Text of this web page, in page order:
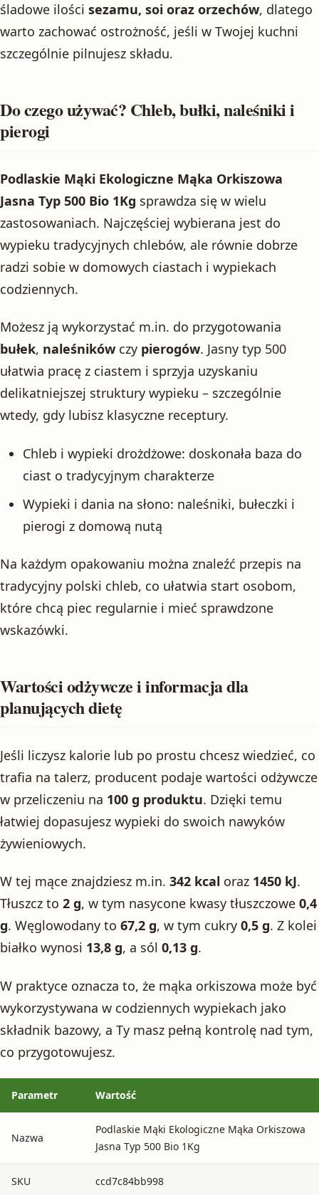
śladowe ilości sezamu, soi oraz orzechów, dlatego
warto zachować ostrożność, jeśli w Twojej kuchni
szczególnie pilnujesz składu.
Do czego używać? Chleb, bułki, naleśniki i
pierogi
Podlaskie Mąki Ekologiczne Mąka Orkiszowa
Jasna Typ 500 Bio 1Kg sprawdza się w wielu
zastosowaniach. Najczęściej wybierana jest do
wypieku tradycyjnych chlebów, ale równie dobrze
radzi sobie w domowych ciastach i wypiekach
codziennych.
Możesz ją wykorzystać m.in. do przygotowania
bułek, naleśników czy pierogów. Jasny typ 500
ułatwia pracę z ciastem i sprzyja uzyskaniu
delikatniejszej struktury wypieku – szczególnie
wtedy, gdy lubisz klasyczne receptury.
Chleb i wypieki drożdżowe: doskonała baza do
ciast o tradycyjnym charakterze
Wypieki i dania na słono: naleśniki, bułeczki i
pierogi z domową nutą
Na każdym opakowaniu można znaleźć przepis na
tradycyjny polski chleb, co ułatwia start osobom,
które chcą piec regularnie i mieć sprawdzone
wskazówki.
Wartości odżywcze i informacja dla
planujących dietę
Jeśli liczysz kalorie lub po prostu chcesz wiedzieć, co
trafia na talerz, producent podaje wartości odżywcze
w przeliczeniu na 100 g produktu. Dzięki temu
łatwiej dopasujesz wypieki do swoich nawyków
żywieniowych.
W tej mące znajdziesz m.in. 342 kcal oraz 1450 kJ.
Tłuszcz to 2 g, w tym nasycone kwasy tłuszczowe 0,4
g. Węglowodany to 67,2 g, w tym cukry 0,5 g. Z kolei
białko wynosi 13,8 g, a sól 0,13 g.
W praktyce oznacza to, że mąka orkiszowa może być
wykorzystywana w codziennych wypiekach jako
składnik bazowy, a Ty masz pełną kontrolę nad tym,
co przygotowujesz.
Parametr Wartość
Nazwa
Podlaskie Mąki Ekologiczne Mąka Orkiszowa
Jasna Typ 500 Bio 1Kg
SKU ccd7c84bb998